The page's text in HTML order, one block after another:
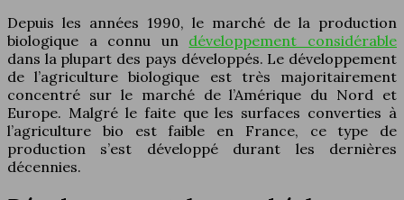
Depuis les années 1990, le marché de la production
biologique a connu un développement considérable
dans la plupart des pays développés. Le développement
de l’agriculture biologique est très majoritairement
concentré sur le marché de l’Amérique du Nord et
Europe. Malgré le faite que les surfaces converties à
l’agriculture bio est faible en France, ce type de
production s’est développé durant les dernières
décennies.